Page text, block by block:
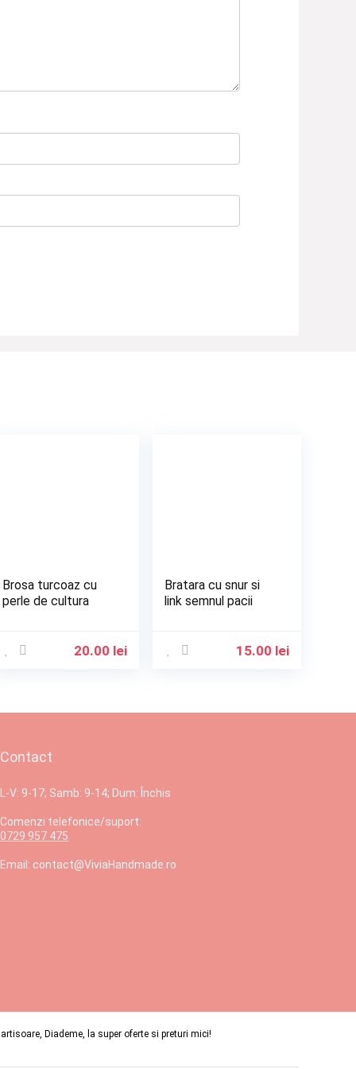
Brosa turcoaz cu
perle de cultura
20.00 lei
Bratara cu snur si
link semnul pacii
15.00 lei
Contact
L-V: 9-17; Samb: 9-14; Dum: Închis
Comenzi telefonice/suport:
0729 957 475
Email: contact@ViviaHandmade.ro
Diademe, la super oferte si preturi mici!